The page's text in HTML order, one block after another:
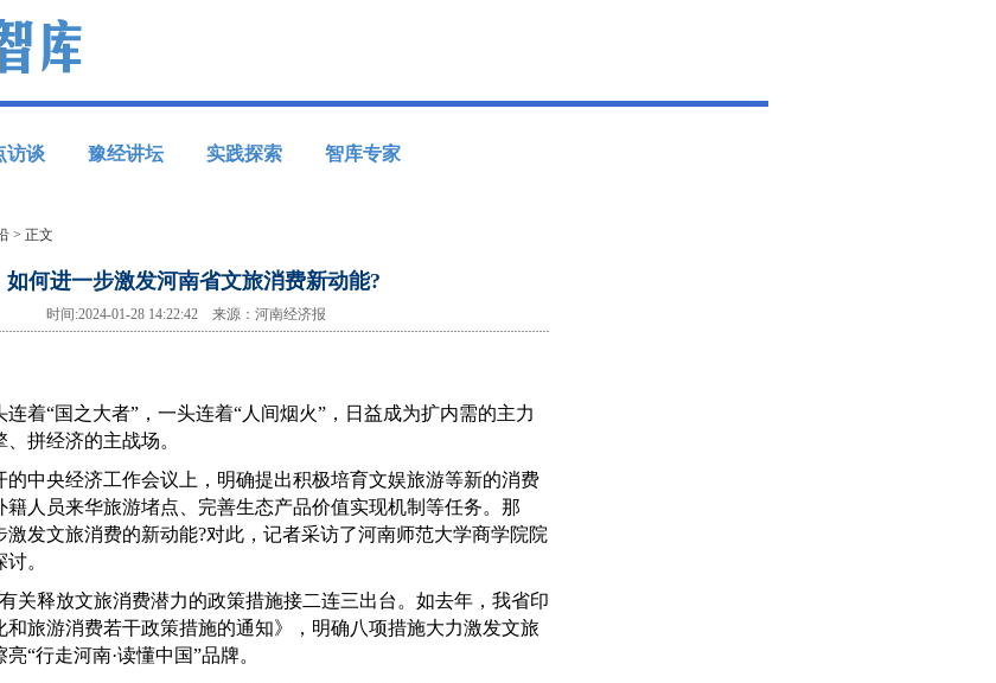
访谈 豫经讲坛 实践探索 智库专家
> 正文
如何进一步激发河南省文旅消费新动能?
时间:2024-01-28 14:22:42 来源：河南经济报
“国之大者”，一头连着“人间烟火”，日益成为扩内需的主力
拼经济的主战场。
中央经济工作会议上，明确提出积极培育文娱旅游等新的消费
籍人员来华旅游堵点、完善生态产品价值实现机制等任务。那
激发文旅消费的新动能?对此，记者采访了河南师范大学商学院院
。
关释放文旅消费潜力的政策措施接二连三出台。如去年，我省印
和旅游消费若干政策措施的通知》，明确八项措施大力激发文旅
“行走河南·读懂中国”品牌。